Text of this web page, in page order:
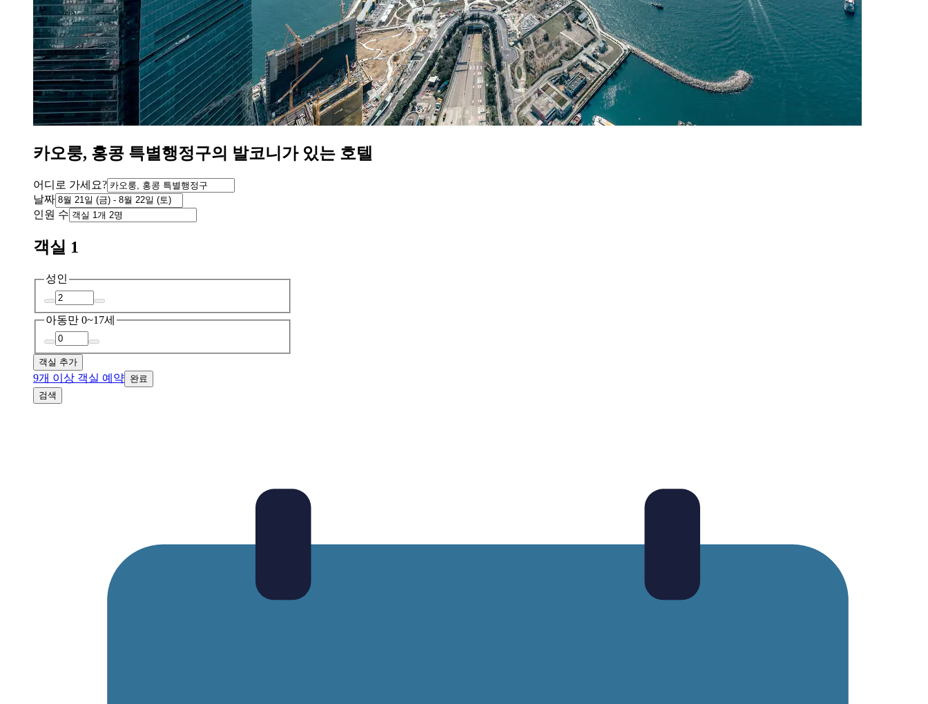
카오룽, 홍콩 특별행정구의 발코니가 있는 호텔
어디로 가세요?
날짜
인원 수
객실 1
성인
아동만 0~17세
객실 추가
9개 이상 객실 예약 완료
검색